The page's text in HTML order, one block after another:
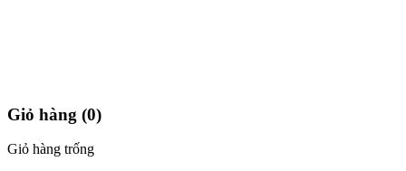
Giỏ hàng (0)
Giỏ hàng trống